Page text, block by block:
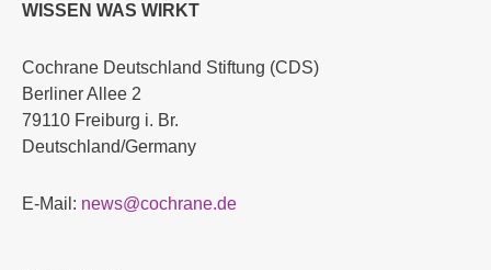
WISSEN WAS WIRKT
Cochrane Deutschland Stiftung (CDS)
Berliner Allee 2
79110 Freiburg i. Br.
Deutschland/Germany
E-Mail: news@cochrane.de